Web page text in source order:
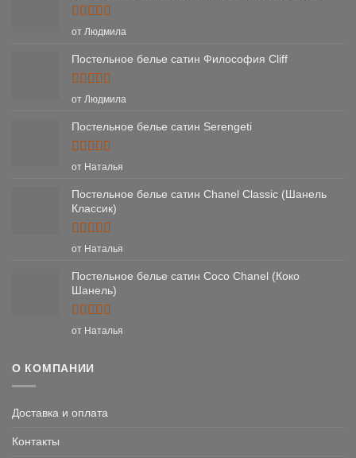
Оценка5
от Людмила
Постельное белье сатин Философия Cliff
Оценка5
от Людмила
Постельное белье сатин Serengeti
Оценка5
от Наталья
Постельное белье сатин Chanel Classic (Шанель
Классик)
Оценка5
от Наталья
Постельное белье сатин Coco Chanel (Коко
Шанель)
Оценка5
от Наталья
О КОМПАНИИ
Доставка и оплата
Контакты